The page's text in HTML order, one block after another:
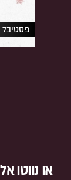
פסטיבל
או נווטו